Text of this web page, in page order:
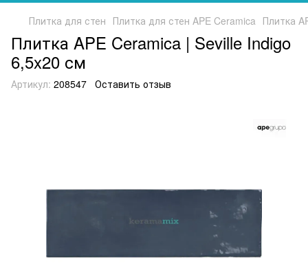
Плитка для стен Плитка для стен APE Ceramica Плитка
Плитка APE Ceramica | Seville Indigo
6,5x20 см
Артикул: 208547 Оставить отзыв